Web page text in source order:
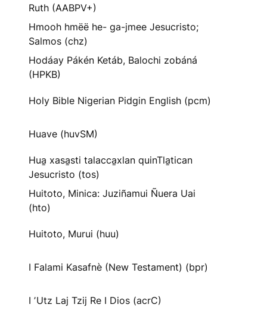
Ruth (AABPV+)
Hmooh hmëë he- ga-jmee Jesucristo;
Salmos (chz)
Hodáay Pákén Ketáb, Balochi zobáná
(HPKB)
Holy Bible Nigerian Pidgin English (pcm)
Huave (huvSM)
Hua̱ xasa̱sti talacca̱xlan quinTla̱tican
Jesucristo (tos)
Huitoto, Minica: Juziñamui Ñuera Uai
(hto)
Huitoto, Murui (huu)
I Falami Kasafnè (New Testament) (bpr)
I ʼUtz Laj Tzij Re I Dios (acrC)